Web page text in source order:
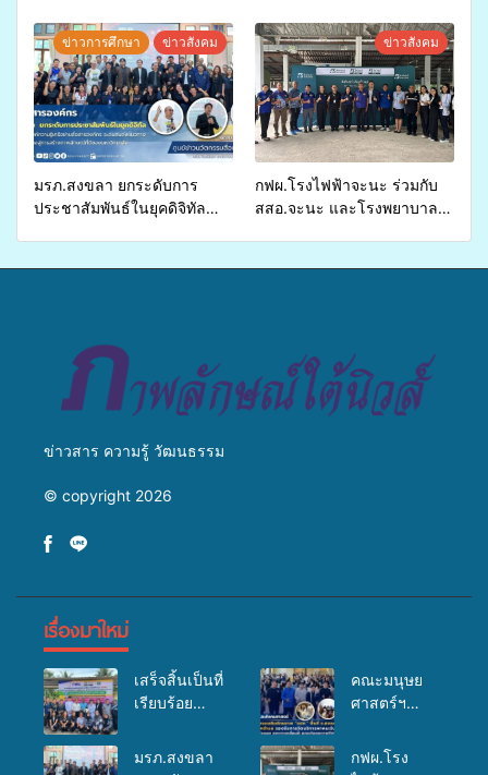
สุขภาพแก่ประชาชนในพื้นที่
อำเภอจะนะ
จ่ายงบกองทุนสุขภาพตำบล
รองรับการจัดบริการพาหนะรับ
ส่งผู้ทุพพลภาพเพื่อเข้ารับ
บริการสาธารณสุข ลดความ
เหลื่อมล้ำ ยกระดับคุณภาพ
ชีวิตประชาชนอย่างยั่งยืน
ข่าวการศึกษา ข่าวสังคม
มรภ.สงขลา ยกระดับการ
ประชาสัมพันธ์ในยุคดิจิทัล
ข่าวสังคม
กฟผ.โรงไฟฟ้าจะนะ ร่วมกับ
สสอ.จะนะ และโรงพยาบาล
ข่าวสาร ความรู้ วัฒนธรรม
© copyright 2026
เรื่องมาใหม่
เสร็จสิ้นเป็นที่
เรียบร้อย
คณะมนุษย
ศาสตร์ฯ
จัดอบรมเสริม
มรภ.สงขลา
กฟผ.โรง